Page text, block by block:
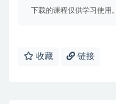
下载的课程仅供学习使用。
收藏 链接